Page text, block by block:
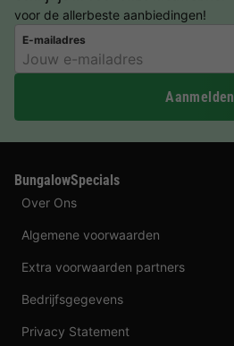
voor de allerbeste aanbiedingen!
E-mailadres
Aanmelden
BungalowSpecials
Over Ons
Algemene voorwaarden
Extra voorwaarden partners
Bedrijfsgegevens
Privacy Statement